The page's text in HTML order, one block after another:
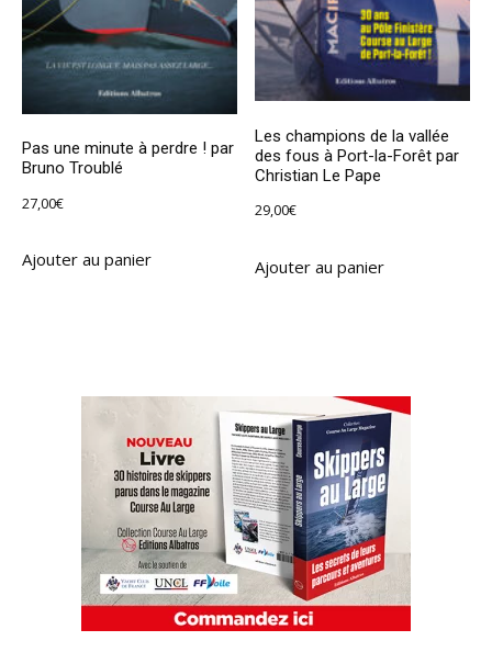
Pas une minute à perdre ! par
Bruno Troublé
27,00€
Ajouter au panier
Les champions de la vallée
des fous à Port-la-Forêt par
Christian Le Pape
29,00€
Ajouter au panier